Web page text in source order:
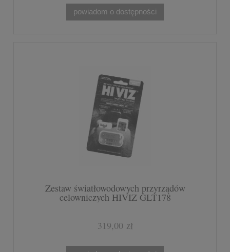
powiadom o dostępności
Zestaw światłowodowych przyrządów
celowniczych HIVIZ GLT178
319,00 zł